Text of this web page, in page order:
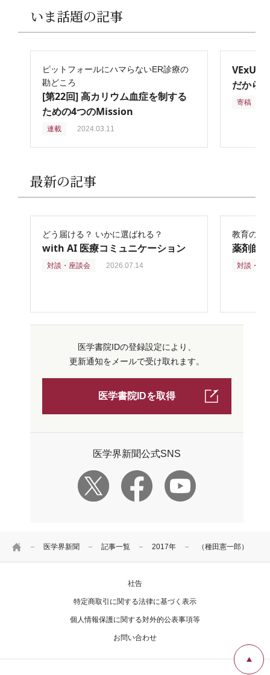
HOME 医学界新聞 記事一覧 2017年 （種田憲一郎）
いま話題の記事
ピットフォールにハマらないER診療の
勘どころ
[第22回] 高カリウム血症を制する
ための4つのMission
連載 2024.03.11
VExUS
だから
寄稿
最新の記事
どう届ける？ いかに選ばれる？
with AI 医療コミュニケーション
対談・座談会 2026.07.14
教育の再
薬剤師
対談・座
医学書院IDの登録設定により、
更新通知をメールで受け取れます。
医学書院IDを取得
医学界新聞公式SNS
社告
特定商取引に関する法律に基づく表示
個人情報保護に関する対外的公表事項等
お問い合わせ